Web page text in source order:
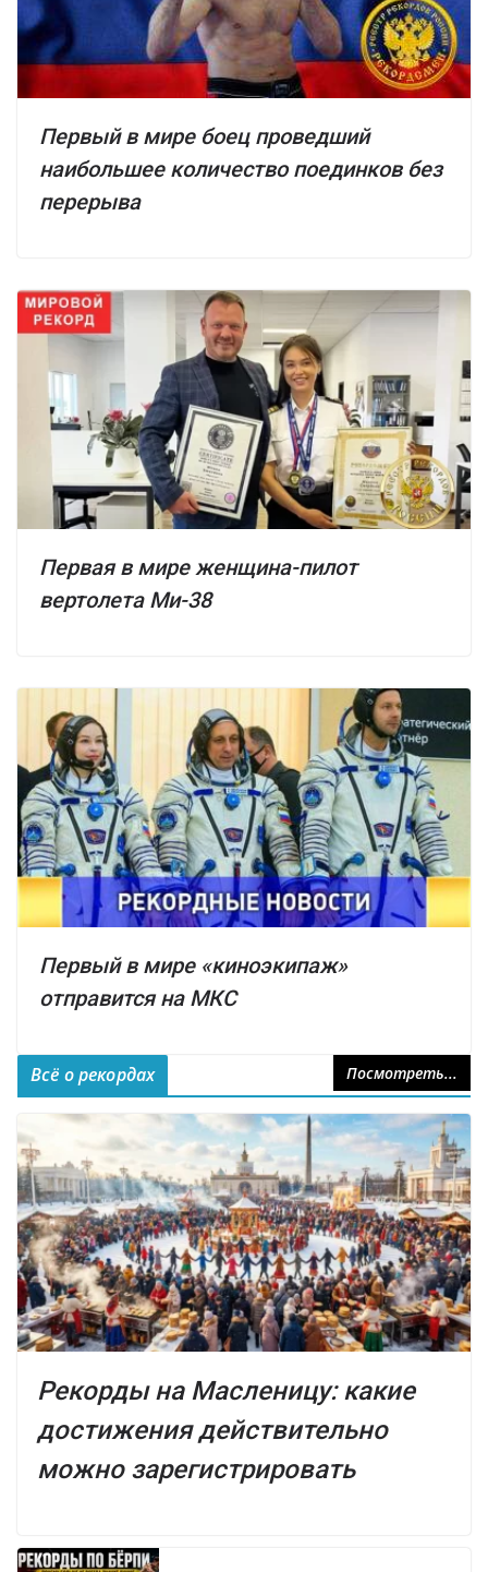
Первый в мире боец проведший
наибольшее количество поединков без
перерыва
Первая в мире женщина-пилот
вертолета Ми-38
Первый в мире «киноэкипаж»
отправится на МКС
Всё о рекордах Посмотреть...
Рекорды на Масленицу: какие
достижения действительно
можно зарегистрировать